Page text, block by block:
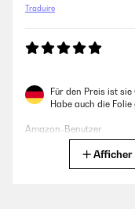
Traduire
Für den Preis ist
Habe auch die
Amazon-Benutzer
Afficher